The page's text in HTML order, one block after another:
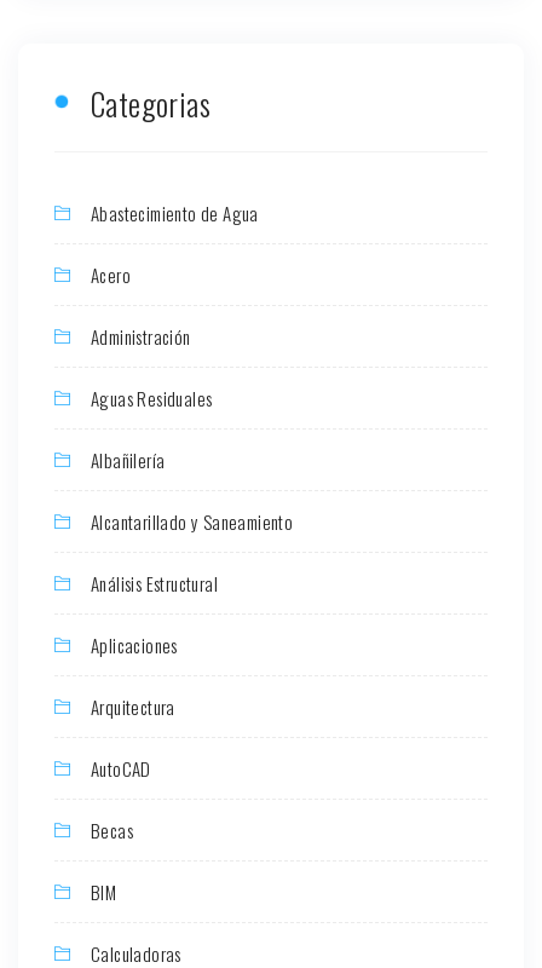
Categorias
Abastecimiento de Agua
Acero
Administración
Aguas Residuales
Albañilería
Alcantarillado y Saneamiento
Análisis Estructural
Aplicaciones
Arquitectura
AutoCAD
Becas
BIM
Calculadoras